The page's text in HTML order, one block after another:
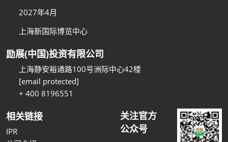
2027年4月
上海新国际博览中心
励展(中国)投资有限公司
上海静安裕通路100号洲际中心42楼
[email protected]
+ 400 8196551
相关链接
IPR
关注官方
公众号